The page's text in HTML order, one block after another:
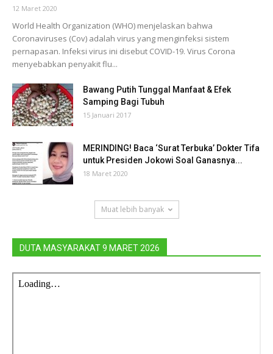
12 Maret 2020
World Health Organization (WHO) menjelaskan bahwa
Coronaviruses (Cov) adalah virus yang menginfeksi sistem
pernapasan. Infeksi virus ini disebut COVID-19. Virus Corona
menyebabkan penyakit flu...
Bawang Putih Tunggal Manfaat & Efek
Samping Bagi Tubuh
15 Januari 2017
MERINDING! Baca ‘Surat Terbuka’ Dokter Tifa
untuk Presiden Jokowi Soal Ganasnya...
18 Maret 2020
Muat lebih banyak
DUTA MASYARAKAT 9 MARET 2026